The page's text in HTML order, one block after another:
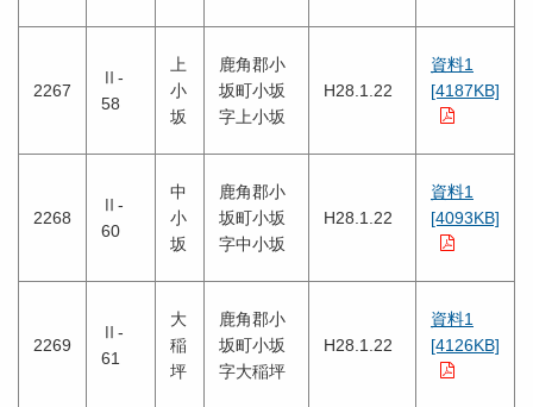
2267
Ⅱ-
58
上
小
坂
鹿角郡小
坂町小坂
字上小坂
H28.1.22
資料1
[4187KB]
2268
Ⅱ-
60
中
小
坂
鹿角郡小
坂町小坂
字中小坂
H28.1.22
資料1
[4093KB]
2269
Ⅱ-
61
大
稲
坪
鹿角郡小
坂町小坂
字大稲坪
H28.1.22
資料1
[4126KB]